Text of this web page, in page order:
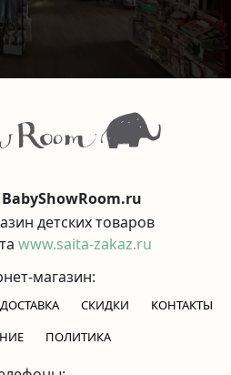
BabyShowRoom.ru
детских товаров
www.saita-zakaz.ru
магазин:
ДОСТАВКА СКИДКИ
КОНТАКТЫ
ПОЛИТИКА